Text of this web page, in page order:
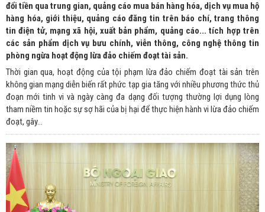
đổi tiền qua trung gian, quảng cáo mua bán hàng hóa, dịch vụ mua hộ
hàng hóa, giới thiệu, quảng cáo đăng tin trên báo chí, trang thông
tin điện tử, mạng xã hội, xuất bản phẩm, quảng cáo... tích hợp trên
các sản phẩm dịch vụ bưu chính, viễn thông, công nghệ thông tin
phòng ngừa hoạt động lừa đảo chiếm đoạt tài sản.
Thời gian qua, hoạt động của tội phạm lừa đảo chiếm đoạt tài sản trên
không gian mạng diễn biến rất phức tạp gia tăng với nhiều phương thức thủ
đoạn mới tinh vi và ngày càng đa dạng đối tượng thường lợi dụng lòng
tham niềm tin hoặc sự sợ hãi của bị hại để thực hiện hành vi lừa đảo chiếm
đoạt, gây...